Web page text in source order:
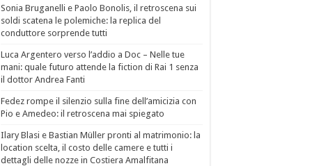
Sonia Bruganelli e Paolo Bonolis, il retroscena sui
soldi scatena le polemiche: la replica del
conduttore sorprende tutti
Luca Argentero verso l’addio a Doc – Nelle tue
mani: quale futuro attende la fiction di Rai 1 senza
il dottor Andrea Fanti
Fedez rompe il silenzio sulla fine dell’amicizia con
Pio e Amedeo: il retroscena mai spiegato
Ilary Blasi e Bastian Müller pronti al matrimonio: la
location scelta, il costo delle camere e tutti i
dettagli delle nozze in Costiera Amalfitana